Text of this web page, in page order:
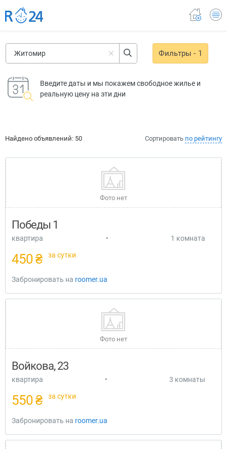
Фильтры- 1
Введите даты и мы покажем свободное жилье и
реальную цену на эти дни
Сортировать по рейтингу
Найдено объявлений: 50
Фото нет
Победы 1
квартира • 1 комната
450 ₴ за сутки
Забронировать на roomer.ua
Фото нет
Войкова, 23
квартира • 3 комнаты
550 ₴ за сутки
Забронировать на roomer.ua